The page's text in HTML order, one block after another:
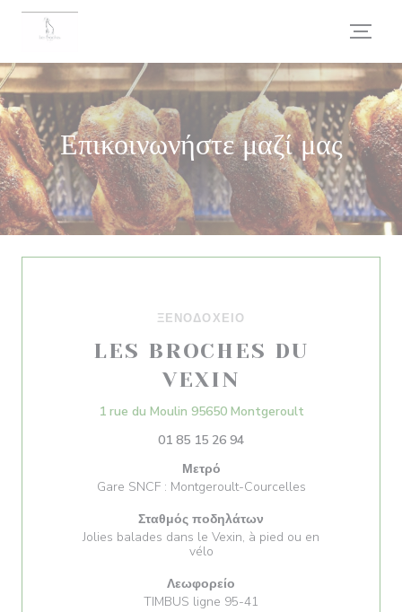
Πίνακας διαχείρισης "Μπισκότων" (Cookies)
Επικοινωνήστε μαζί μας
ΞΕΝΟΔΟΧΕΊΟ
LES BROCHES DU
VEXIN
1 rue du Moulin 95650 Montgeroult((ανοίγει σε
01 85 15 26 94
Μετρό
Gare SNCF : Montgeroult-Courcelles
Σταθμός ποδηλάτων
Jolies balades dans le Vexin, à pied ou en
vélo
Λεωφορείο
TIMBUS ligne 95-41